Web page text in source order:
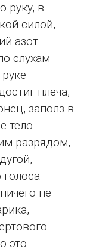
руку, в
силой,
азот
слухам
плеча,
заполз в
тело
разрядом,
голоса
не
это